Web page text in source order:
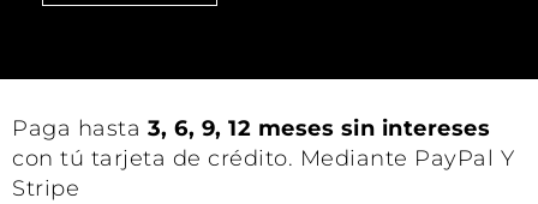
Paga hasta 3, 6, 9, 12 meses sin intereses
con tú tarjeta de crédito. Mediante PayPal Y
Stripe